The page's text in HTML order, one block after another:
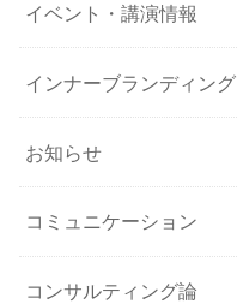
イベント・講演情報
インナーブランディング
お知らせ
コミュニケーション
コンサルティング論